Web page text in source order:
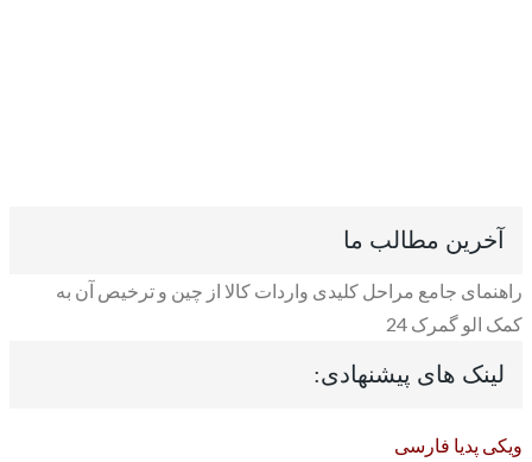
آخرین مطالب ما
راهنمای جامع مراحل کلیدی واردات کالا از چین و ترخیص آن به
کمک الو گمرک 24
لینک های پیشنهادی:
ویکی پدیا فارسی